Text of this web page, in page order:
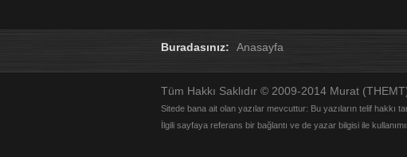
Buradasınız: Anasayfa
Tüm Hakkı Saklıdır © 2009-2014 Murat
Sitede bana ait olan yazılar mevcuttur: Bu yazıların telif hakkı
İlgili sayfaya referans bir bağlantı ve de yazar bilgisi ile